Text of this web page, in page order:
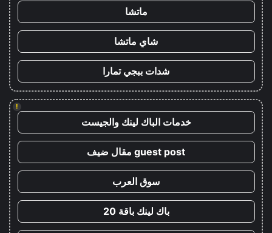
ماتشا
شاي ماتشا
شدات ببجي تمارا
!
خدمات الباك لينك والجيست
guest post مقال ضيف
سوق العرب
باك لينك باقة 20